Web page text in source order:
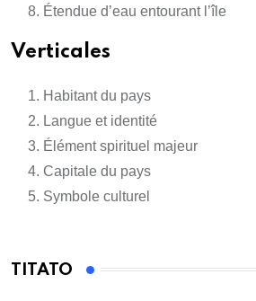
Étendue d’eau entourant l’île
Verticales
Habitant du pays
Langue et identité
Élément spirituel majeur
Capitale du pays
Symbole culturel
TITATO